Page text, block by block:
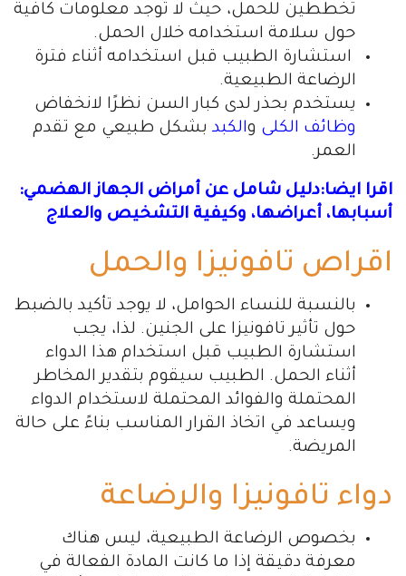
تخططين للحمل، حيث لا توجد معلومات كافية
حول سلامة استخدامه خلال الحمل.
استشارة الطبيب قبل استخدامه أثناء فترة
الرضاعة الطبيعية.
يستخدم بحذر لدى كبار السن نظرًا لانخفاض
وظائف الكلى والكبد بشكل طبيعي مع تقدم
العمر.
اقرا ايضا:دليل شامل عن أمراض الجهاز الهضمي:
أسبابها، أعراضها، وكيفية التشخيص والعلاج
اقراص تافونيزا والحمل
بالنسبة للنساء الحوامل، لا يوجد تأكيد بالضبط
حول تأثير تافونيزا على الجنين. لذا، يجب
استشارة الطبيب قبل استخدام هذا الدواء
أثناء الحمل. الطبيب سيقوم بتقدير المخاطر
المحتملة والفوائد المحتملة لاستخدام الدواء
ويساعد في اتخاذ القرار المناسب بناءً على حالة
المريضة.
دواء تافونيزا والرضاعة
بخصوص الرضاعة الطبيعية، ليس هناك
معرفة دقيقة إذا ما كانت المادة الفعالة في